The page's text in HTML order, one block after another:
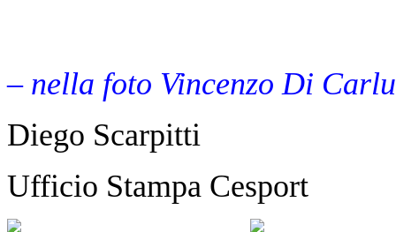
– nella foto Vincenzo Di
Diego Scarpitti
Ufficio Stampa Cesport